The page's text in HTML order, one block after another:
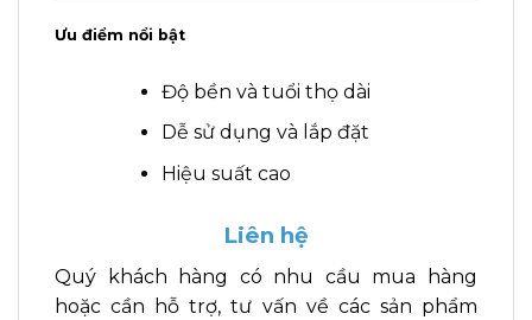
Ưu điểm nổi bật
Độ bền và tuổi thọ dài
Dễ sử dụng và lắp đặt
Hiệu suất cao
Liên hệ
Quý khách hàng có nhu cầu mua hàng
hoặc cần hỗ trợ, tư vấn về các sản phẩm